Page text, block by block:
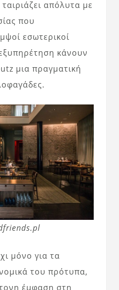
απόλυτα με
που
εσωτερικοί
κάνουν
μια πραγματική
μόνο για τα
του πρότυπα,
έμφαση στη